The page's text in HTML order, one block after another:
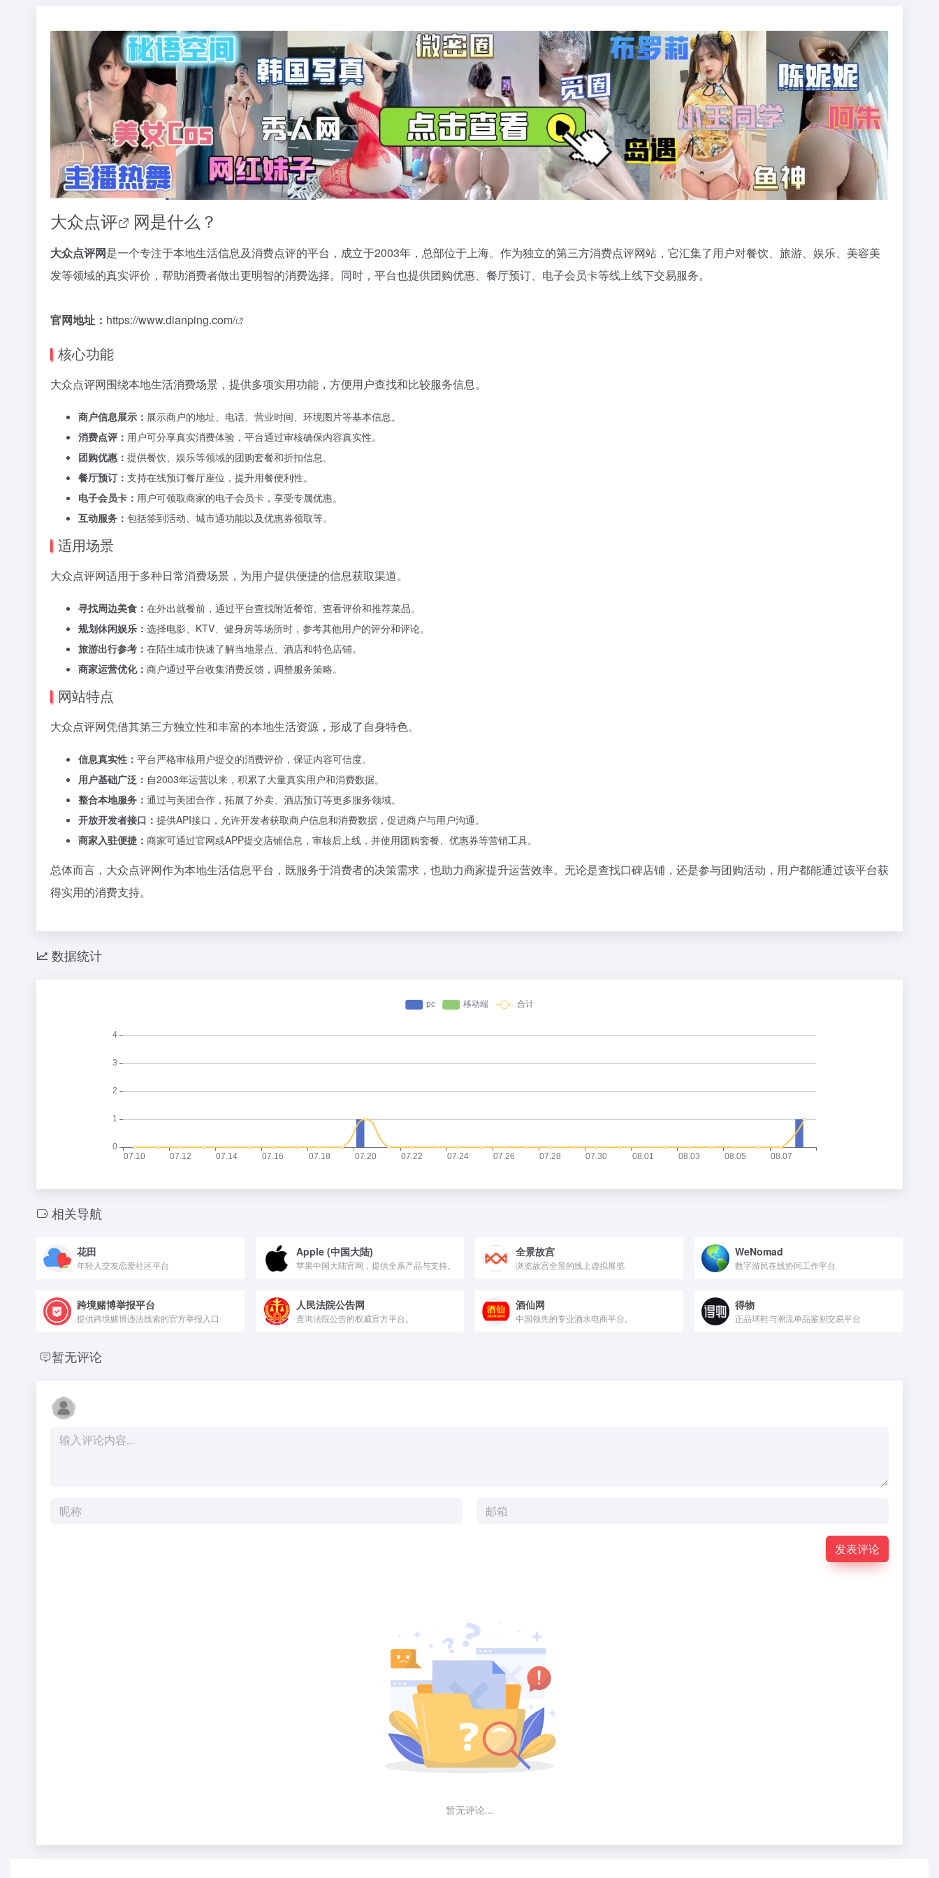
大众点评 网是什么？
大众点评网是一个专注于本地生活信息及消费点评的平台，成立于2003年，总部位于上海。作为独立的第三方消费点评网站，它汇集了用户对餐饮、旅游、娱乐、美容美
发等领域的真实评价，帮助消费者做出更明智的消费选择。同时，平台也提供团购优惠、餐厅预订、电子会员卡等线上线下交易服务。
官网地址： https://www.dianping.com/
核心功能
大众点评网围绕本地生活消费场景，提供多项实用功能，方便用户查找和比较服务信息。
商户信息展示： 展示商户的地址、电话、营业时间、环境图片等基本信息。
消费点评： 用户可分享真实消费体验，平台通过审核确保内容真实性。
团购优惠： 提供餐饮、娱乐等领域的团购套餐和折扣信息。
餐厅预订： 支持在线预订餐厅座位，提升用餐便利性。
电子会员卡： 用户可领取商家的电子会员卡，享受专属优惠。
互动服务： 包括签到活动、城市通功能以及优惠券领取等。
适用场景
大众点评网适用于多种日常消费场景，为用户提供便捷的信息获取渠道。
寻找周边美食： 在外出就餐前，通过平台查找附近餐馆、查看评价和推荐菜品。
规划休闲娱乐： 选择电影、KTV、健身房等场所时，参考其他用户的评分和评论。
旅游出行参考： 在陌生城市快速了解当地景点、酒店和特色店铺。
商家运营优化： 商户通过平台收集消费反馈，调整服务策略。
网站特点
大众点评网凭借其第三方独立性和丰富的本地生活资源，形成了自身特色。
信息真实性： 平台严格审核用户提交的消费评价，保证内容可信度。
用户基础广泛： 自2003年运营以来，积累了大量真实用户和消费数据。
整合本地服务： 通过与美团合作，拓展了外卖、酒店预订等更多服务领域。
开放开发者接口： 提供API接口，允许开发者获取商户信息和消费数据，促进商户与用户沟通。
商家入驻便捷： 商家可通过官网或APP提交店铺信息，审核后上线，并使用团购套餐、优惠券等营销工具。
总体而言，大众点评网作为本地生活信息平台，既服务于消费者的决策需求，也助力商家提升运营效率。无论是查找口碑店铺，还是参与团购活动，用户都能通过该平台获
得实用的消费支持。
数据统计
相关导航
花田
年轻人交友恋爱社区平台
Apple (中国大陆)
苹果中国大陆官网，提供全系产品与支持。
全景故宫
浏览故宫全景的线上虚拟展览
WeNomad
数字游民在线协同工作平台
跨境赌博举报平台
提供跨境赌博违法线索的官方举报入口
人民法院公告网
查询法院公告的权威官方平台。
酒仙网
中国领先的专业酒水电商平台。
得物
正品球鞋与潮流单品鉴别交易平台
暂无评论
发表评论
暂无评论...